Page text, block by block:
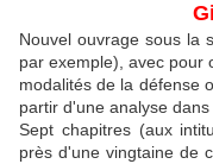
Nouvel ouvrage sous la
par exemple), avec pour
modalités de la défense
partir d'une analyse dans
Sept chapitres (aux
près d'une vingtaine de